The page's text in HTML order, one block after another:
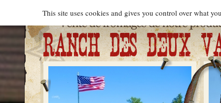
This site uses cookies and gives you control over what